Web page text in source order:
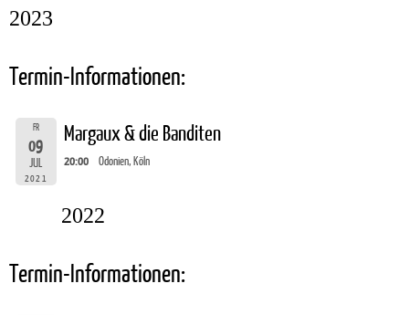
2023
Termin-Informationen:
FR
09
JUL
2021
Margaux & die Banditen
20:00 Odonien, Köln
2022
Termin-Informationen: